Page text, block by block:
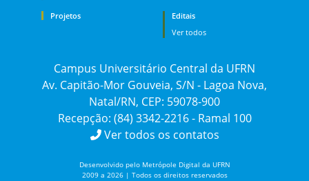
Projetos
Editais
Ver todos
Campus Universitário Central da UFRN
Av. Capitão-Mor Gouveia, S/N - Lagoa Nova,
Natal/RN, CEP: 59078-900
Recepção: (84) 3342-2216 - Ramal 100
Ver todos os contatos
Desenvolvido pelo Metrópole Digital da UFRN
2009 a 2026 | Todos os direitos reservados